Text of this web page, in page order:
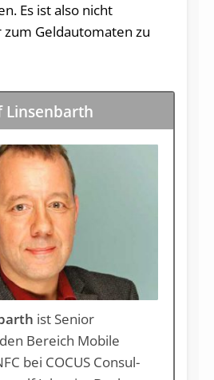
Es ist also nicht
Geldautomaten zu
Linsenbarth
ist Seni­or
Be­reich Mobile
bei COCUS Con­sul­